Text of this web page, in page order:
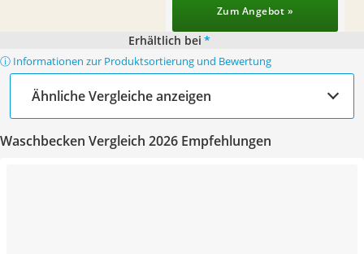
Zum Angebot »
Erhältlich bei *
ⓘ Informationen zur Produktsortierung und Bewertung
Ähnliche Vergleiche anzeigen
Waschbecken Vergleich 2026 Empfehlungen